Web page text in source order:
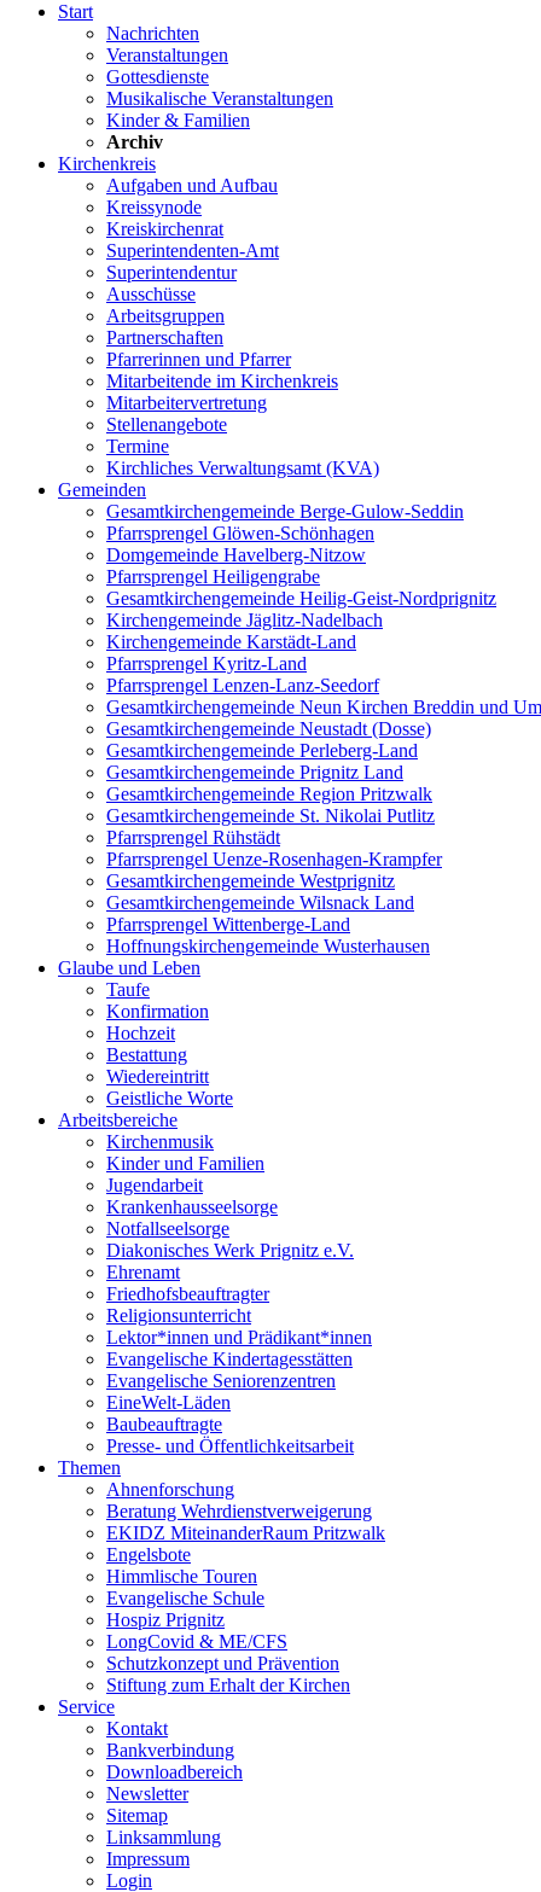
Start
Nachrichten
Veranstaltungen
Gottesdienste
Musikalische Veranstaltungen
Kinder & Familien
Archiv
Kirchenkreis
Aufgaben und Aufbau
Kreissynode
Kreiskirchenrat
Superintendenten-Amt
Superintendentur
Ausschüsse
Arbeitsgruppen
Partnerschaften
Pfarrerinnen und Pfarrer
Mitarbeitende im Kirchenkreis
Mitarbeitervertretung
Stellenangebote
Termine
Kirchliches Verwaltungsamt (KVA)
Gemeinden
Gesamtkirchengemeinde Berge-Gulow-Seddin
Pfarrsprengel Glöwen-Schönhagen
Domgemeinde Havelberg-Nitzow
Pfarrsprengel Heiligengrabe
Gesamtkirchengemeinde Heilig-Geist-Nordprignitz
Kirchengemeinde Jäglitz-Nadelbach
Kirchengemeinde Karstädt-Land
Pfarrsprengel Kyritz-Land
Pfarrsprengel Lenzen-Lanz-Seedorf
Gesamtkirchengemeinde Neun Kirchen Breddin und
Gesamtkirchengemeinde Neustadt (Dosse)
Gesamtkirchengemeinde Perleberg-Land
Gesamtkirchengemeinde Prignitz Land
Gesamtkirchengemeinde Region Pritzwalk
Gesamtkirchengemeinde St. Nikolai Putlitz
Pfarrsprengel Rühstädt
Pfarrsprengel Uenze-Rosenhagen-Krampfer
Gesamtkirchengemeinde Westprignitz
Gesamtkirchengemeinde Wilsnack Land
Pfarrsprengel Wittenberge-Land
Hoffnungskirchengemeinde Wusterhausen
Glaube und Leben
Taufe
Konfirmation
Hochzeit
Bestattung
Wiedereintritt
Geistliche Worte
Arbeitsbereiche
Kirchenmusik
Kinder und Familien
Jugendarbeit
Krankenhausseelsorge
Notfallseelsorge
Diakonisches Werk Prignitz e.V.
Ehrenamt
Friedhofsbeauftragter
Religionsunterricht
Lektor*innen und Prädikant*innen
Evangelische Kindertagesstätten
Evangelische Seniorenzentren
EineWelt-Läden
Baubeauftragte
Presse- und Öffentlichkeitsarbeit
Themen
Ahnenforschung
Beratung Wehrdienstverweigerung
EKIDZ MiteinanderRaum Pritzwalk
Engelsbote
Himmlische Touren
Evangelische Schule
Hospiz Prignitz
LongCovid & ME/CFS
Schutzkonzept und Prävention
Stiftung zum Erhalt der Kirchen
Service
Kontakt
Bankverbindung
Downloadbereich
Newsletter
Sitemap
Linksammlung
Impressum
Login